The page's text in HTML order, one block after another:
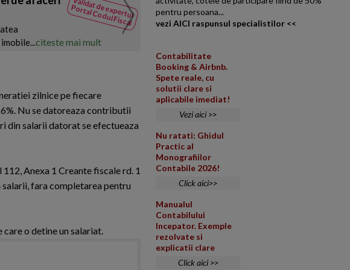
Validat de expertul
Portal Codul Fiscal
citeste mai mult
NOUTATI
din Codul
Dividende din Italia
Societate din ITALIA am
zilnice pe fiecare
Nu se datoreaza contributii
din salarii datorat se efectueaza
Anexa 1 Creante fiscale rd. 1
fara completarea pentru
o detine un salariat.
pentru persoana...
vezi AICI raspunsul specialistilor <<
Contabilitate
Booking & Airbnb.
Spete reale, cu
solutii clare si
aplicabile imediat!
Vezi aici >>
Nu ratati: Ghidul
Practic al
Monografiilor
Contabile 2026!
Click aici>>
Manualul
Contabilului
Incepator. Exemple
rezolvate si
explicatii clare
Click aici >>